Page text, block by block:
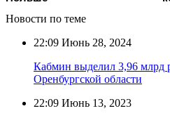
Новости по теме
22:09 Июнь 28, 2024
Кабмин выделил 3,96 млрд
Оренбургской области
22:09 Июнь 13, 2023